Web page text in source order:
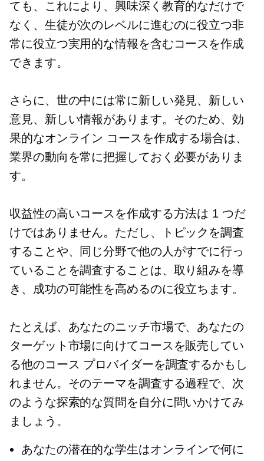
ても、これにより、興味深く教育的なだけで
なく、生徒が次のレベルに進むのに役立つ非
常に役立つ実用的な情報を含むコースを作成
できます。
さらに、世の中には常に新しい発見、新しい
意見、新しい情報があります。そのため、効
果的なオンライン コースを作成する場合は、
業界の動向を常に把握しておく必要がありま
す。
収益性の高いコースを作成する方法は 1 つだ
けではありません。ただし、トピックを調査
することや、同じ分野で他の人がすでに行っ
ていることを調査することは、取り組みを導
き、成功の可能性を高めるのに役立ちます。
たとえば、あなたのニッチ市場で、あなたの
ターゲット市場に向けてコースを販売してい
る他のコース プロバイダーを調査するかもし
れません。そのテーマを調査する過程で、次
のような探索的な質問を自分に問いかけてみ
ましょう。
あなたの潜在的な学生はオンラインで何に